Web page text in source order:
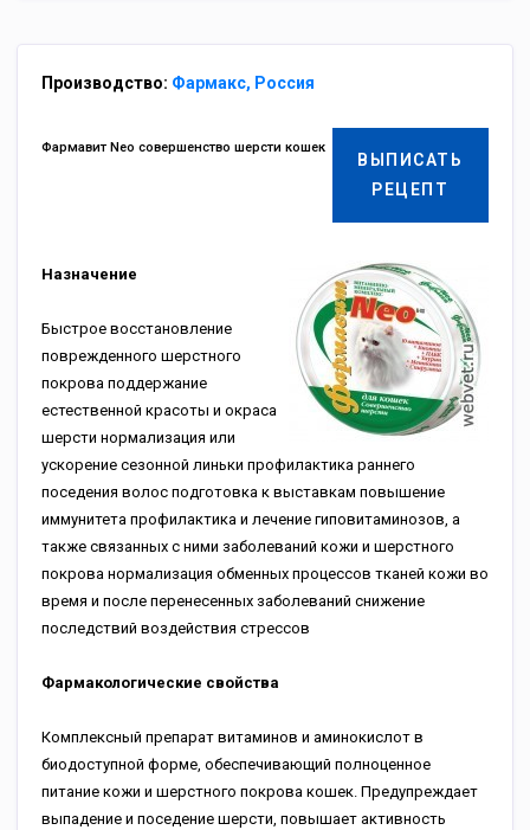
Производство: Фармакс, Россия
ВЫПИСАТЬ
РЕЦЕПТ
Фармавит Neo совершенство шерсти кошек
Назначение
Быстрое восстановление
поврежденного шерстного
покрова поддержание
естественной красоты и окраса
шерсти нормализация или
ускорение сезонной линьки профилактика раннего
поседения волос подготовка к выставкам повышение
иммунитета профилактика и лечение гиповитаминозов, а
также связанных с ними заболеваний кожи и шерстного
покрова нормализация обменных процессов тканей кожи во
время и после перенесенных заболеваний снижение
последствий воздействия стрессов
Фармакологические свойства
Комплексный препарат витаминов и аминокислот в
биодоступной форме, обеспечивающий полноценное
питание кожи и шерстного покрова кошек. Предупреждает
выпадение и поседение шерсти, повышает активность